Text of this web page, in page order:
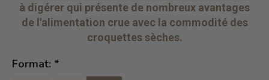
à digérer qui présente de nombreux avantages
de l'alimentation crue avec la commodité des
croquettes sèches.
Format: *